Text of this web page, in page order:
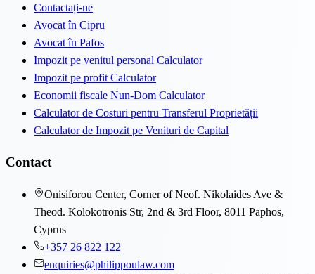
Contactați-ne
Avocat în Cipru
Avocat în Pafos
Impozit pe venitul personal Calculator
Impozit pe profit Calculator
Economii fiscale Nun-Dom Calculator
Calculator de Costuri pentru Transferul Proprietății
Calculator de Impozit pe Venituri de Capital
Contact
Onisiforou Center, Corner of Neof. Nikolaides Ave &
Theod. Kolokotronis Str, 2nd & 3rd Floor, 8011 Paphos,
Cyprus
+357 26 822 122
enquiries@philippoulaw.com